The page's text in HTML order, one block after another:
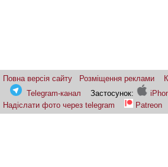
Повна версія сайту Розміщення реклами
Telegram-канал
Застосунок:
Надіслати фото через telegram
Patreon